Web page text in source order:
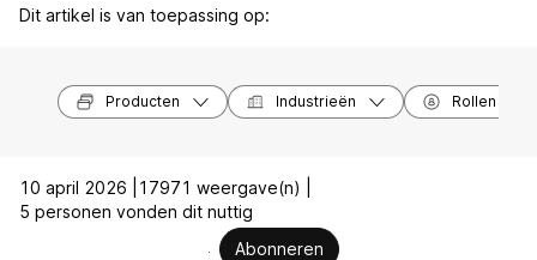
Dit artikel is van toepassing op:
Producten Industrieën Rollen
10 april 2026 |
17971 weergave(n) |
5 personen vonden dit nuttig
Abonneren